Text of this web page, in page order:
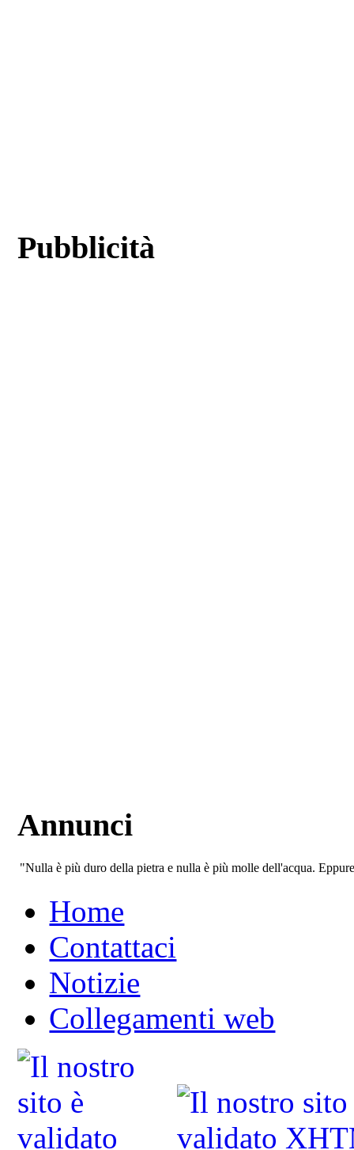
Pubblicità
Annunci
"Nulla è più duro della pietra e nulla è più molle dell'acqua.
Home
Contattaci
Notizie
Collegamenti web